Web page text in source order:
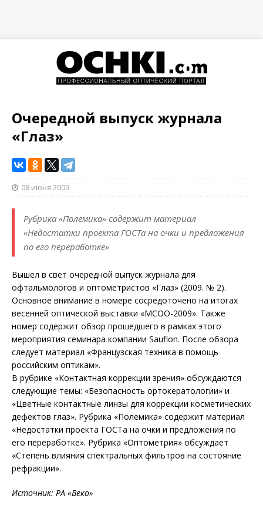
Очередной выпуск журнала
«Глаз»
08 июня 2009
Рубрика «Полемика» содержит материал
«Недостатки проекта ГОСТа на очки и предложения
по его переработке»
Вышел в свет очередной выпуск журнала для
офтальмологов и оптометристов «Глаз» (2009. № 2).
Основное внимание в номере сосредоточено на итогах
весенней оптической выставки «МСОО-2009». Также
номер содержит обзор прошедшего в рамках этого
мероприятия семинара компании Sauflon. После обзора
следует материал «Французская техника в помощь
российским оптикам».
В рубрике «Контактная коррекции зрения» обсуждаются
следующие темы: «Безопасность ортокератологии» и
«Цветные контактные линзы для коррекции косметических
дефектов глаз». Рубрика «Полемика» содержит материал
«Недостатки проекта ГОСТа на очки и предложения по
его переработке». Рубрика «Оптометрия» обсуждает
«Степень влияния спектральных фильтров на состояние
рефракции».
Источник: РА «Веко»